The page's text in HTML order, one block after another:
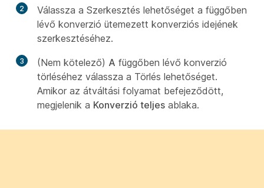
2 Válassza a Szerkesztés lehetőséget a függőben
lévő konverzió ütemezett konverziós idejének
szerkesztéséhez.
3 (Nem kötelező) A függőben lévő konverzió
törléséhez válassza a Törlés lehetőséget.
Amikor az átváltási folyamat befejeződött,
megjelenik a Konverzió teljes ablaka.